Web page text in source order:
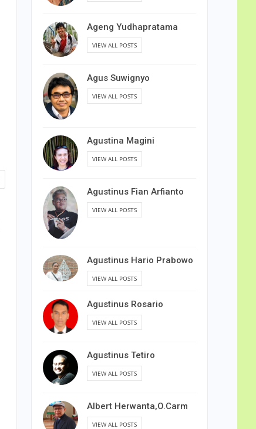
Ageng Yudhapratama
VIEW ALL POSTS
Agus Suwignyo
VIEW ALL POSTS
Agustina Magini
VIEW ALL POSTS
Agustinus Fian Arfianto
VIEW ALL POSTS
Agustinus Hario Prabowo
VIEW ALL POSTS
Agustinus Rosario
VIEW ALL POSTS
Agustinus Tetiro
VIEW ALL POSTS
Albert Herwanta,O.Carm
VIEW ALL POSTS